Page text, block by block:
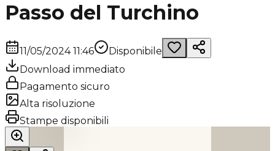
Passo del Turchino
11/05/2024 11:46
Disponibile
Download immediato
Pagamento sicuro
Alta risoluzione
Stampe disponibili